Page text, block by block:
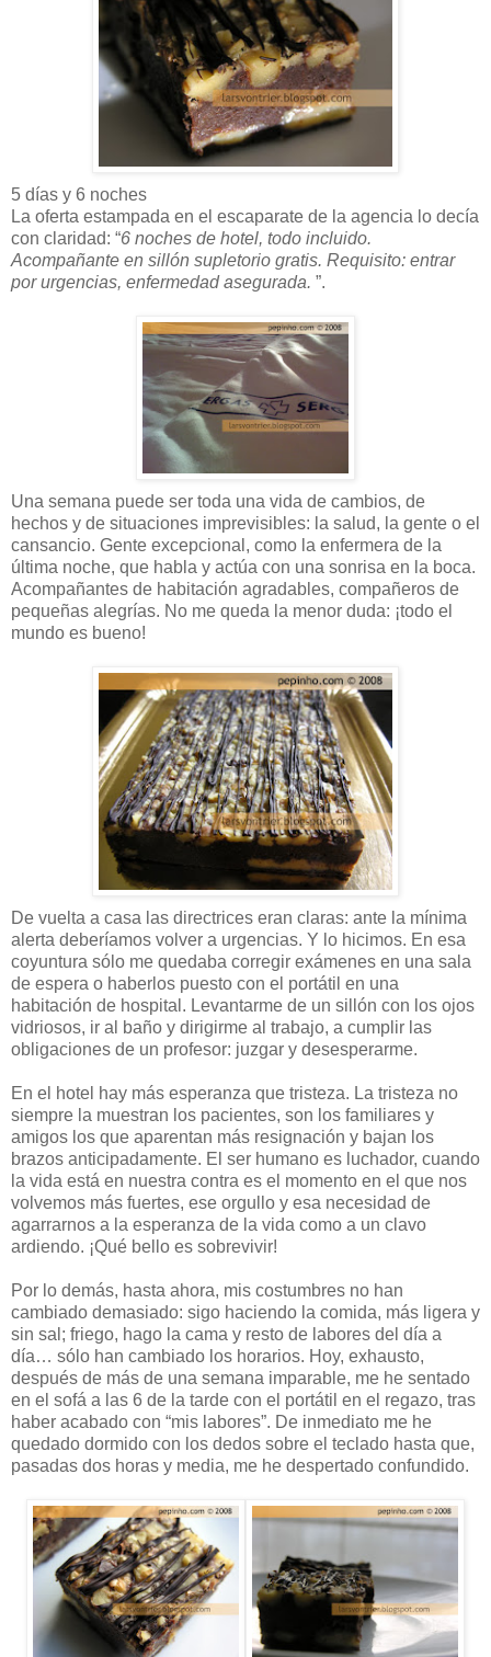
5 días y 6 noches
La oferta estampada en el escaparate de la agencia lo decía
con claridad: “6 noches de hotel, todo incluido.
Acompañante en sillón supletorio gratis. Requisito: entrar
por urgencias, enfermedad asegurada. ”.
Una semana puede ser toda una vida de cambios, de
hechos y de situaciones imprevisibles: la salud, la gente o el
cansancio. Gente excepcional, como la enfermera de la
última noche, que habla y actúa con una sonrisa en la boca.
Acompañantes de habitación agradables, compañeros de
pequeñas alegrías. No me queda la menor duda: ¡todo el
mundo es bueno!
De vuelta a casa las directrices eran claras: ante la mínima
alerta deberíamos volver a urgencias. Y lo hicimos. En esa
coyuntura sólo me quedaba corregir exámenes en una sala
de espera o haberlos puesto con el portátil en una
habitación de hospital. Levantarme de un sillón con los ojos
vidriosos, ir al baño y dirigirme al trabajo, a cumplir las
obligaciones de un profesor: juzgar y desesperarme.
En el hotel hay más esperanza que tristeza. La tristeza no
siempre la muestran los pacientes, son los familiares y
amigos los que aparentan más resignación y bajan los
brazos anticipadamente. El ser humano es luchador, cuando
la vida está en nuestra contra es el momento en el que nos
volvemos más fuertes, ese orgullo y esa necesidad de
agarrarnos a la esperanza de la vida como a un clavo
ardiendo. ¡Qué bello es sobrevivir!
Por lo demás, hasta ahora, mis costumbres no han
cambiado demasiado: sigo haciendo la comida, más ligera y
sin sal; friego, hago la cama y resto de labores del día a
día… sólo han cambiado los horarios. Hoy, exhausto,
después de más de una semana imparable, me he sentado
en el sofá a las 6 de la tarde con el portátil en el regazo, tras
haber acabado con “mis labores”. De inmediato me he
quedado dormido con los dedos sobre el teclado hasta que,
pasadas dos horas y media, me he despertado confundido.